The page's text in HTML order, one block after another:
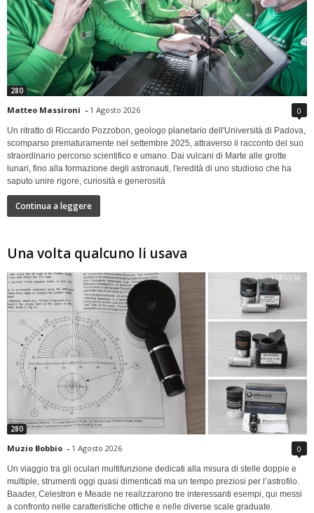
280
Matteo Massironi - 1 Agosto 2026 0
Un ritratto di Riccardo Pozzobon, geologo planetario dell'Università di Padova,
scomparso prematuramente nel settembre 2025, attraverso il racconto del suo
straordinario percorso scientifico e umano. Dai vulcani di Marte alle grotte
lunari, fino alla formazione degli astronauti, l'eredità di uno studioso che ha
saputo unire rigore, curiosità e generosità
Continua a leggere
Una volta qualcuno li usava
280
Muzio Bobbio - 1 Agosto 2026 0
Un viaggio tra gli oculari multifunzione dedicati alla misura di stelle doppie e
multiple, strumenti oggi quasi dimenticati ma un tempo preziosi per l’astrofilo.
Baader, Celestron e Meade ne realizzarono tre interessanti esempi, qui messi
a confronto nelle caratteristiche ottiche e nelle diverse scale graduate.